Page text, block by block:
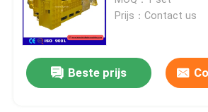
Verticale Persmachine
Horizontale Persmachine
Prijs：Contact us
Beste prijs